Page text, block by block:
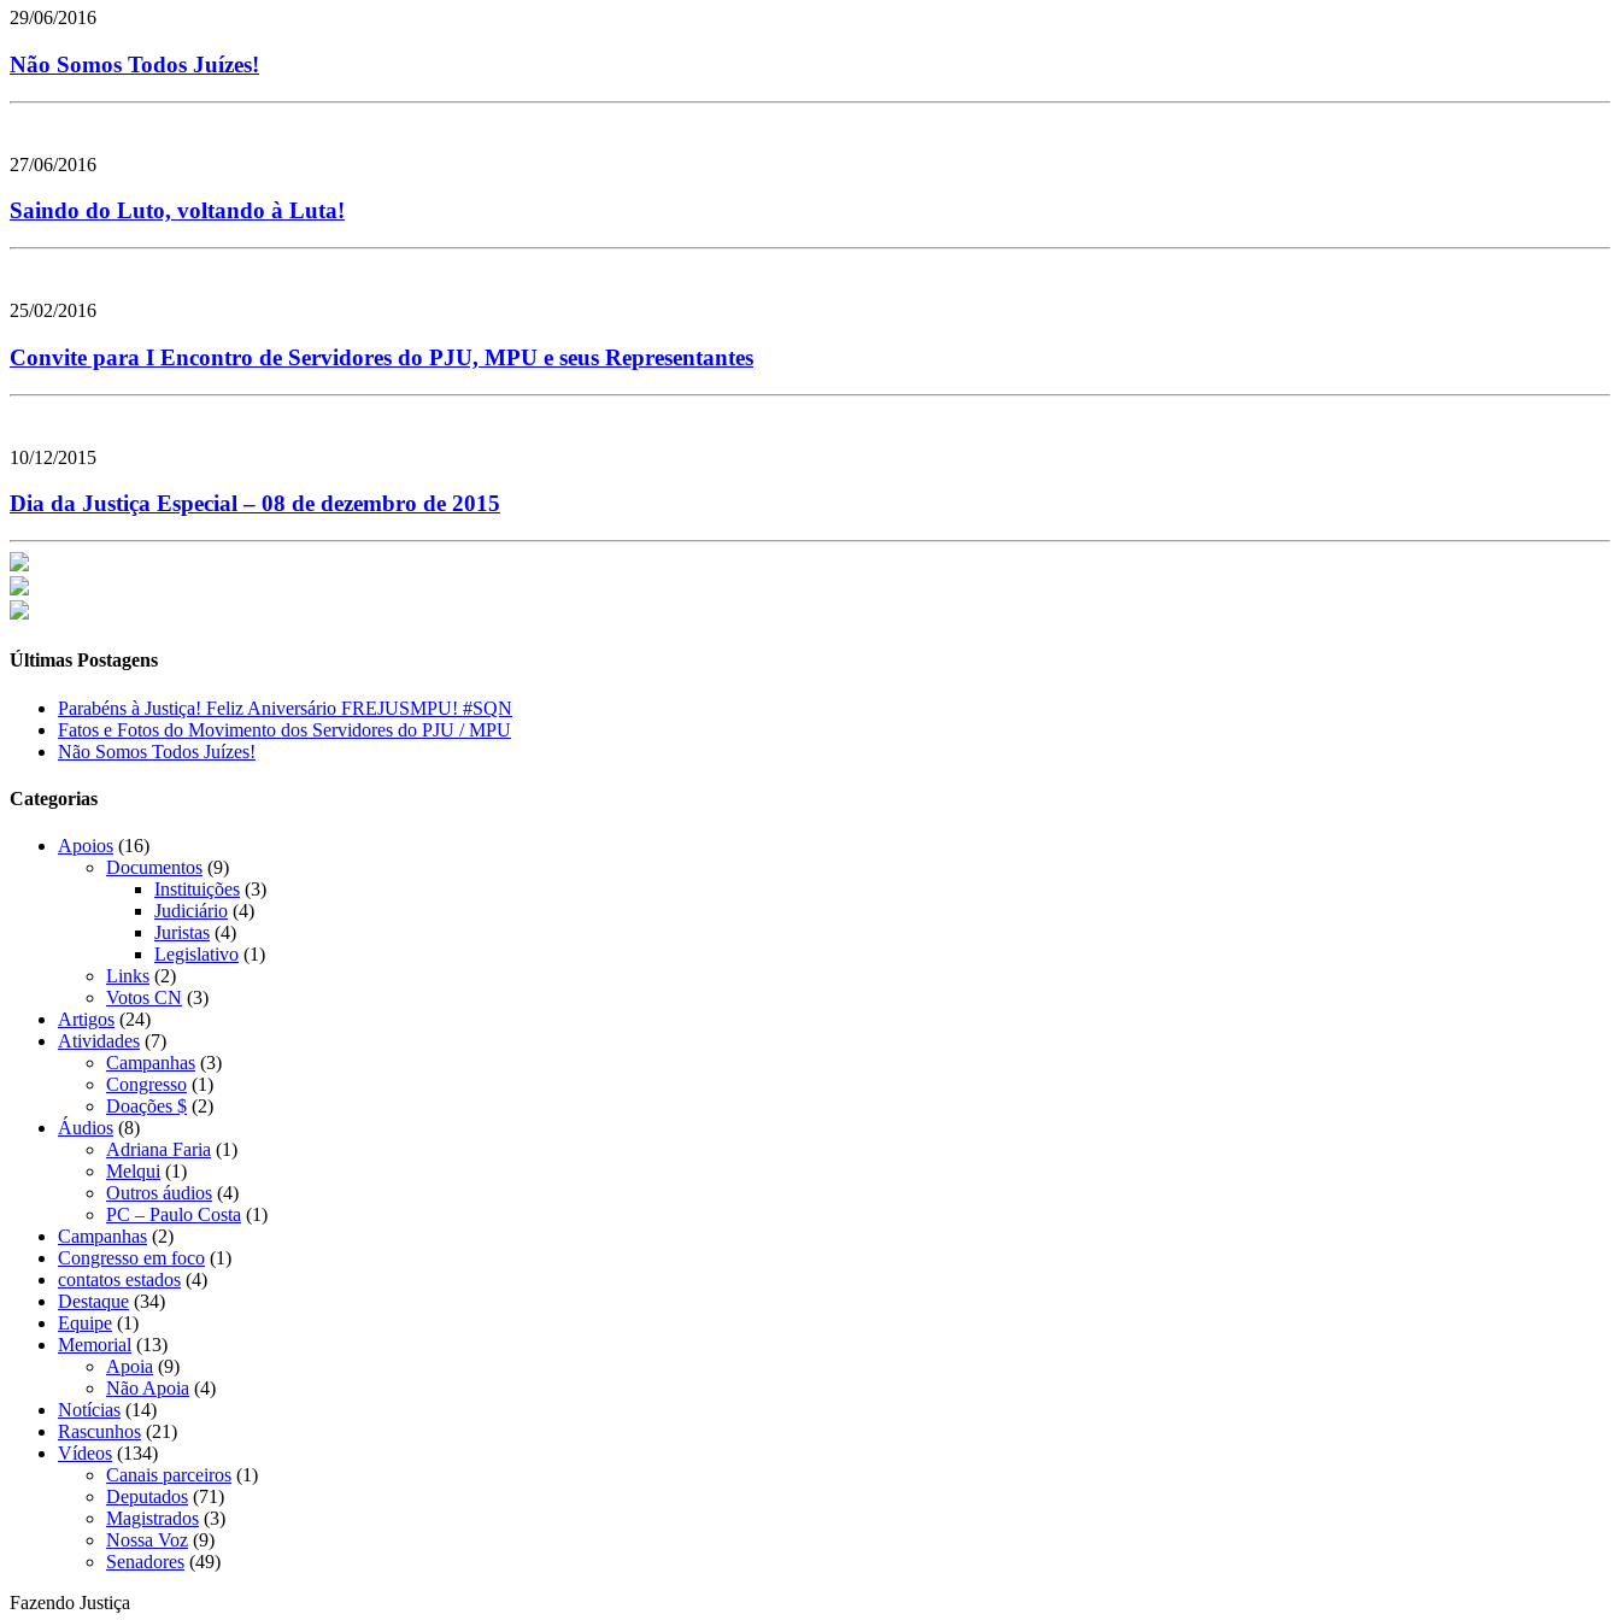
29/06/2016
Não Somos Todos Juízes!
27/06/2016
Saindo do Luto, voltando à Luta!
25/02/2016
Convite para I Encontro de Servidores do PJU, MPU e seus Representantes
10/12/2015
Dia da Justiça Especial – 08 de dezembro de 2015
Últimas Postagens
Parabéns à Justiça! Feliz Aniversário FREJUSMPU! #SQN
Fatos e Fotos do Movimento dos Servidores do PJU / MPU
Não Somos Todos Juízes!
Categorias
Apoios (16)
Documentos (9)
Instituições (3)
Judiciário (4)
Juristas (4)
Legislativo (1)
Links (2)
Votos CN (3)
Artigos (24)
Atividades (7)
Campanhas (3)
Congresso (1)
Doações $ (2)
Áudios (8)
Adriana Faria (1)
Melqui (1)
Outros áudios (4)
PC – Paulo Costa (1)
Campanhas (2)
Congresso em foco (1)
contatos estados (4)
Destaque (34)
Equipe (1)
Memorial (13)
Apoia (9)
Não Apoia (4)
Notícias (14)
Rascunhos (21)
Vídeos (134)
Canais parceiros (1)
Deputados (71)
Magistrados (3)
Nossa Voz (9)
Senadores (49)
Fazendo Justiça